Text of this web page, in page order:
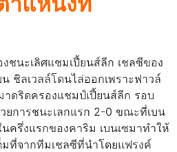
งชนะเลิศแชมเปี้ยนส์ลีก เชลซีของ
ชิลเวลล์โดนไล่ออกเพราะฟาวล์
าดริดครองแชมป์เปี้ยนส์ลีก รอบ
ยการชนะเลกแรก 2-0 ขณะที่เบน
นครึ่งแรกของคาริม เบนเซมาทำให้
มที่จากทีมเชลซีที่นำโดยแฟรงค์